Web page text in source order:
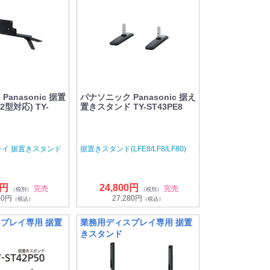
Panasonic 据置
型対応) TY-
据置きスタンド
（税別）
完売
円
（税込）
パナソニック Panasonic 据え
置きスタンド TY-ST43PE8
据置きスタンド(LFE8/LF8/LF80)
24,800円 （税別）
完売
27,280円
（税込）
レイ専用 据置
業務用ディスプレイ専用 据置
きスタンド